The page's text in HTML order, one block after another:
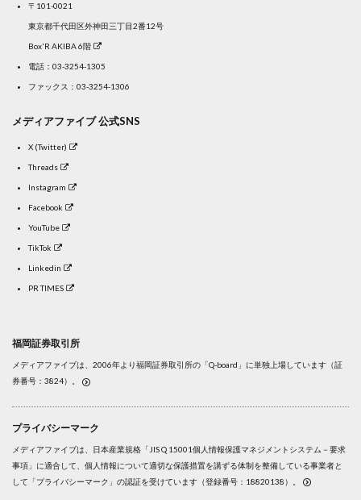
〒101-0021
東京都千代田区外神田三丁目2番12号
Box'R AKIBA 6階
電話： 03-3254-1305
ファックス：03-3254-1306
メディアファイブ 公式SNS
X (Twitter)
Threads
Instagram
Facebook
YouTube
TikTok
Linkedin
PR TIMES
福岡証券取引所
メディアファイブは、2006年より福岡証券取引所の「Q-board」に単独上場しています（証
券番号：3824）。
プライバシーマーク
メディアファイブは、日本産業規格「JIS Q 15001個人情報保護マネジメントシステム－要求
事項」に適合して、個人情報について適切な保護措置を講ずる体制を整備している事業者と
して「プライバシーマーク」の認証を受けています（登録番号：18820138）。